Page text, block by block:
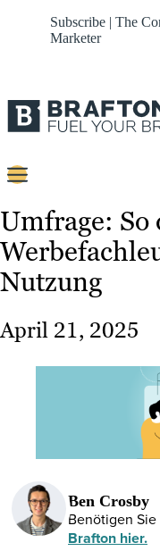
Subscribe | The
Marketer
Content
Strategie
Platforms
Referenzen
Umfrage: So
Nutzung
April 21, 2025
Ben Crosby
Benötigen
Brafton hier.